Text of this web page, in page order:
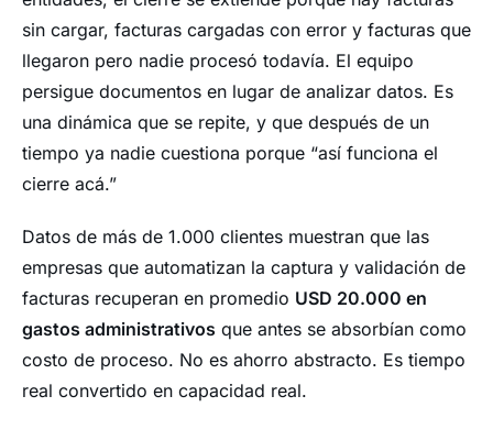
sin cargar, facturas cargadas con error y facturas que
llegaron pero nadie procesó todavía. El equipo
persigue documentos en lugar de analizar datos. Es
una dinámica que se repite, y que después de un
tiempo ya nadie cuestiona porque “así funciona el
cierre acá.”
Datos de más de 1.000 clientes muestran que las
empresas que automatizan la captura y validación de
facturas recuperan en promedio USD 20.000 en
gastos administrativos que antes se absorbían como
costo de proceso. No es ahorro abstracto. Es tiempo
real convertido en capacidad real.